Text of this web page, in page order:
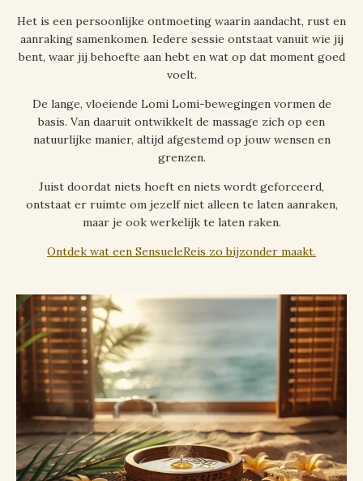
Het is een persoonlijke ontmoeting waarin aandacht, rust en
aanraking samenkomen. Iedere sessie ontstaat vanuit wie jij
bent, waar jij behoefte aan hebt en wat op dat moment goed
voelt.
De lange, vloeiende Lomi Lomi-bewegingen vormen de
basis. Van daaruit ontwikkelt de massage zich op een
natuurlijke manier, altijd afgestemd op jouw wensen en
grenzen.
Juist doordat niets hoeft en niets wordt geforceerd,
ontstaat er ruimte om jezelf niet alleen te laten aanraken,
maar je ook werkelijk te laten raken.
Ontdek wat een SensueleReis zo bijzonder maakt.